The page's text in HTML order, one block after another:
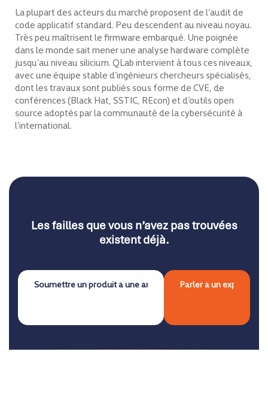
La plupart des acteurs du marché proposent de l’audit de
code applicatif standard. Peu descendent au niveau noyau.
Très peu maîtrisent le firmware embarqué. Une poignée
dans le monde sait mener une analyse hardware complète
jusqu’au niveau silicium. QLab intervient à tous ces niveaux,
avec une équipe stable d’ingénieurs chercheurs spécialisés,
dont les travaux sont publiés sous forme de CVE, de
conférences (Black Hat, SSTIC, REcon) et d’outils open
source adoptés par la communauté de la cybersécurité à
l’international.
Les failles que vous n’avez pas trouvées
existent déjà.